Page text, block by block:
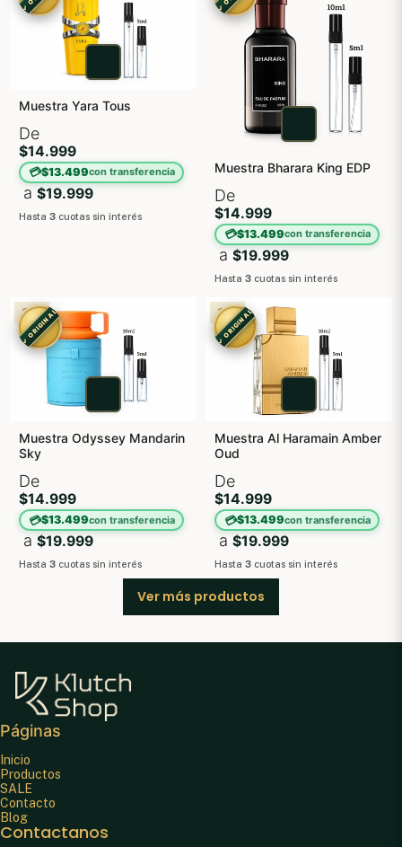
Muestra Yara Tous
De
$14.999
💳$13.499con transferencia
a $19.999
Hasta3 cuotas sin interés
Muestra Bharara King EDP
De
$14.999
💳$13.499con transferencia
a $19.999
Hasta 3 cuotas sin interés
3X2
✓ ORIGINAL
Muestra Odyssey Mandarin
Sky
De
$14.999
💳$13.499con transferencia
a $19.999
Hasta3 cuotas sin interés
3X2
✓ ORIGINAL
Muestra Al Haramain Amber
Oud
De
$14.999
💳$13.499con transferencia
a $19.999
Hasta 3 cuotas sin interés
Ver más productos
Páginas
Inicio
Productos
SALE
Contacto
Blog
Contactanos